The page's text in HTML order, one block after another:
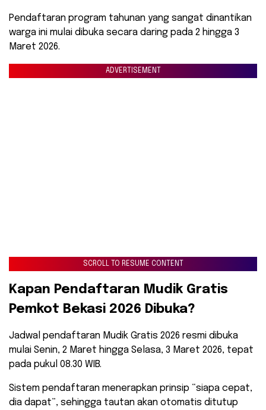
Pendaftaran program tahunan yang sangat dinantikan
warga ini mulai dibuka secara daring pada 2 hingga 3
Maret 2026.
ADVERTISEMENT
SCROLL TO RESUME CONTENT
​Kapan Pendaftaran Mudik Gratis
Pemkot Bekasi 2026 Dibuka?
​Jadwal pendaftaran Mudik Gratis 2026 resmi dibuka
mulai Senin, 2 Maret hingga Selasa, 3 Maret 2026, tepat
pada pukul 08.30 WIB.
Sistem pendaftaran menerapkan prinsip “siapa cepat,
dia dapat”, sehingga tautan akan otomatis ditutup